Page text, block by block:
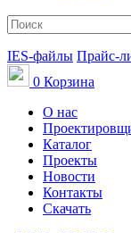
IES-файлы Прайс-
0 Корзина
О нас
Каталог
Проекты
Новости
Контакты
Скачать